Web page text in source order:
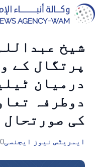
شیخ
پرتگال کے
درمیان
دوطرفہ
کی
ایمریٹس نیوز ایجنسی